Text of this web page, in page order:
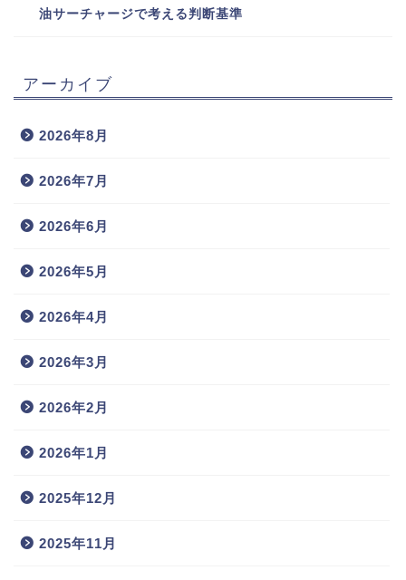
油サーチャージで考える判断基準
アーカイブ
2026年8月
2026年7月
2026年6月
2026年5月
2026年4月
2026年3月
2026年2月
2026年1月
2025年12月
2025年11月